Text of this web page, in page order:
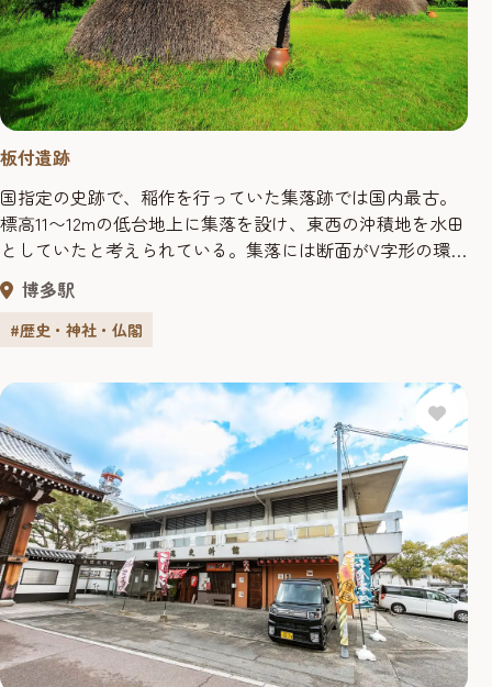
板付遺跡
国指定の史跡で、稲作を行っていた集落跡では国内最古。
標高11〜12mの低台地上に集落を設け、東西の沖積地を水田
としていたと考えられている。集落には断面がV字形の環
濠をめぐらし、周囲を水田の用水路をかねた溝が取り囲ん
でいた様子がわかる。集落と墓地、水田が複合する、弥生
文化を知る上できわめて重要な遺跡だ。
博多駅
#歴史・神社・仏閣